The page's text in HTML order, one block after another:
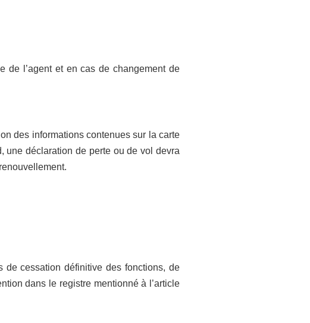
de l’agent et en cas de changement de
des informations contenues sur la carte
une déclaration de perte ou de vol devra
de cessation définitive des fonctions, de
dans le registre mentionné à l’article